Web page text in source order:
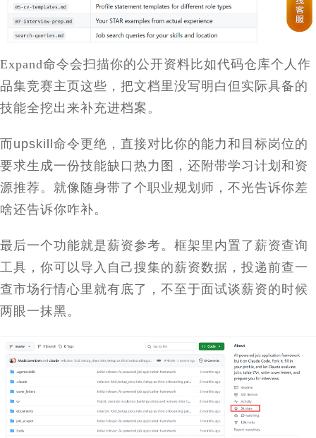
Expand命令会扫描你的公开资料比如代码仓库个人作
品集竞赛主页这些，把文档里没写明白但实际具备的
技能全挖出来补充进档案。
而upskill命令更绝，直接对比你的能力和目标岗位的
要求生成一份技能缺口热力图，还附带学习计划和资
源推荐。就像随身带了个职业规划师，不光告诉你差
啥还告诉你咋补。
最后一个功能就是薪资参考。框架里内置了薪资查询
工具，你可以导入自己搜集的薪资数据，投递前查一
查市场行情心里就有底了，不至于面试谈薪资的时候
两眼一抹黑。